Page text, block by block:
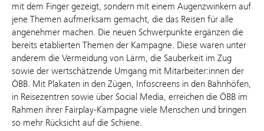
mit dem Finger gezeigt, sondern mit einem Augenzwinkern auf
jene Themen aufmerksam gemacht, die das Reisen für alle
angenehmer machen. Die neuen Schwerpunkte ergänzen die
bereits etablierten Themen der Kampagne. Diese waren unter
anderem die Vermeidung von Lärm, die Sauberkeit im Zug
sowie der wertschätzende Umgang mit Mitarbeiter:innen der
ÖBB. Mit Plakaten in den Zügen, Infoscreens in den Bahnhöfen,
in Reisezentren sowie über Social Media, erreichen die ÖBB im
Rahmen ihrer Fairplay-Kampagne viele Menschen und bringen
so mehr Rücksicht auf die Schiene.